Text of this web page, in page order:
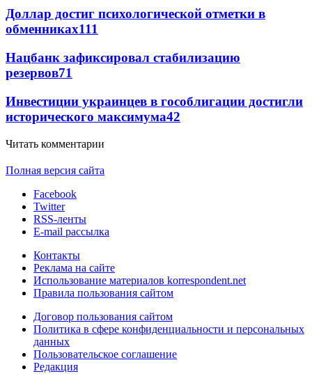
Доллар достиг психологической отметки в
обменниках111
Нацбанк зафиксировал стабилизацию
резервов71
Инвестиции украинцев в гособлигации достигли
исторического максимума42
Читать комментарии
Полная версия сайта
Facebook
Twitter
RSS-ленты
E-mail рассылка
Контакты
Реклама на сайте
Использование материалов korrespondent.net
Правила пользования сайтом
Договор пользования сайтом
Политика в сфере конфиденциальности и персональных
данных
Пользовательское соглашение
Редакция